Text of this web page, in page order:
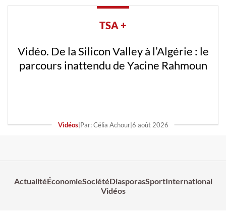
TSA +
Vidéo. De la Silicon Valley à l’Algérie : le
parcours inattendu de Yacine Rahmoun
Vidéos| Par: Célia Achour| 6 août 2026
ActualitéÉconomieSociétéDiasporasSportInternational
Vidéos